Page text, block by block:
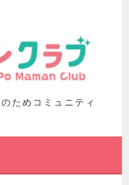
ためコミュニティ